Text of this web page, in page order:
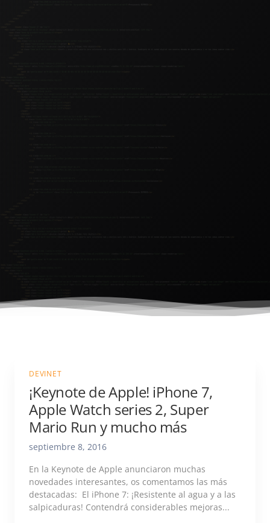
DEVINET
¡Keynote de Apple! iPhone 7,
Apple Watch series 2, Super
Mario Run y mucho más
septiembre 8, 2016
En la Keynote de Apple anunciaron muchas
novedades interesantes, os comentamos las más
destacadas: El iPhone 7: ¡Resistente al agua y a las
salpicaduras! Contendrá considerables mejoras...